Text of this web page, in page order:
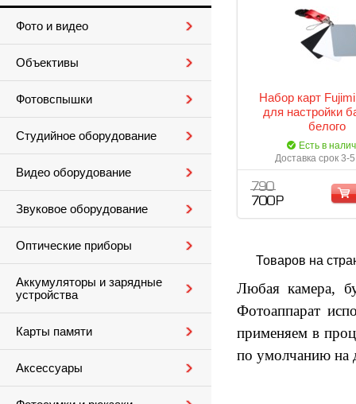
Фото и видео
Объективы
Фотовспышки
Студийное оборудование
Видео оборудование
Звуковое оборудование
Оптические приборы
Аккумуляторы и зарядные
устройства
Карты памяти
Аксессуары
Набор карт
для настройки
белого
Есть в
Доставка срок 3-
790
700 Р
Товаров на
Любая камера,
Фотоаппарат
применяем в
по умолчанию на